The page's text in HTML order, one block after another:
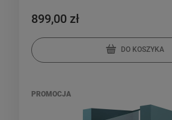
899,00 zł
DO KOSZYKA
PROMOCJA